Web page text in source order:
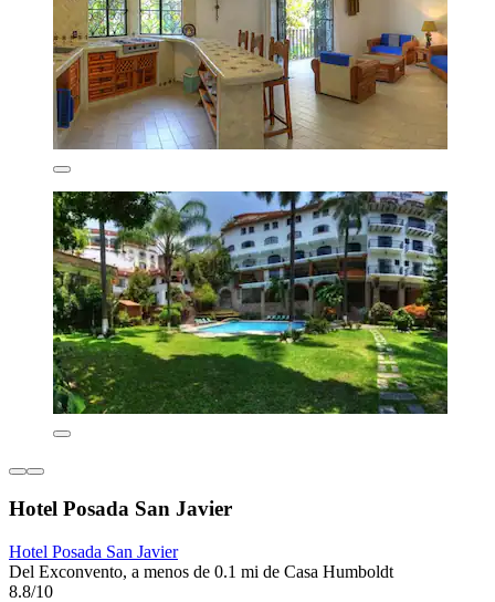
Hotel Posada San Javier
Hotel Posada San Javier
Del Exconvento, a menos de 0.1 mi de Casa Humboldt
8.8/10